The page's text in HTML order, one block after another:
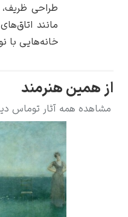
طراحی ظریف، کلاسیک یا
مانند اتاق‌های نشیمن خلوت،
خانه‌هایی با نور طبیعی و دکور
توماس دیوینگ